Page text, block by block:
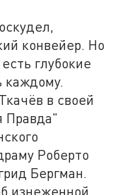
конвейер. Но
глубокие
каждому.
в своей
Правда"
Роберто
Бергман.
изнеженной